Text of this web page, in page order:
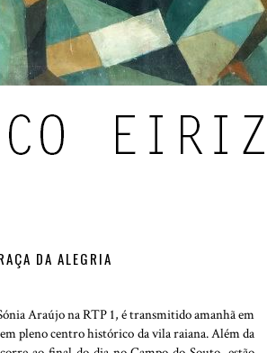
DA ALEGRIA
Araújo na RTP 1, é transmitido amanhã em
pleno centro histórico da vila raiana. Além da